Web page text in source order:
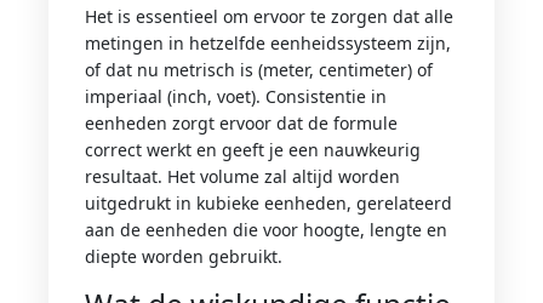
Het is essentieel om ervoor te zorgen dat alle
metingen in hetzelfde eenheidssysteem zijn,
of dat nu metrisch is (meter, centimeter) of
imperiaal (inch, voet). Consistentie in
eenheden zorgt ervoor dat de formule
correct werkt en geeft je een nauwkeurig
resultaat. Het volume zal altijd worden
uitgedrukt in kubieke eenheden, gerelateerd
aan de eenheden die voor hoogte, lengte en
diepte worden gebruikt.